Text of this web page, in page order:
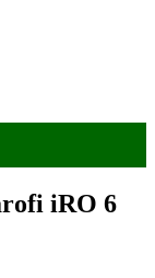
iRO 6